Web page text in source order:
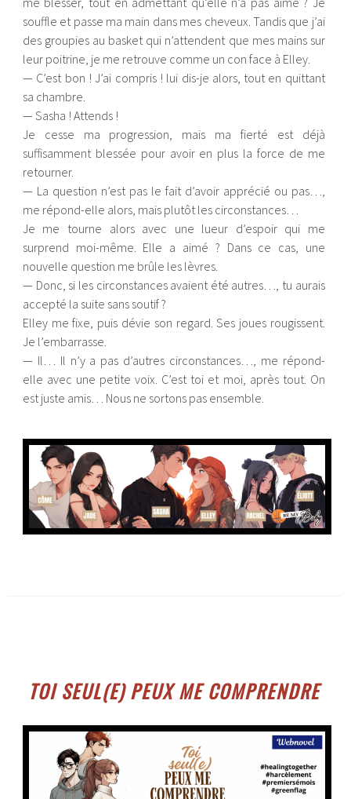
souffle et passe ma main dans mes cheveux. Tandis que j’ai
des groupies au basket qui n’attendent que mes mains sur
leur poitrine, je me retrouve comme un con face à Elley.
— C’est bon ! J’ai compris ! lui dis-je alors, tout en quittant
sa chambre.
— Sasha ! Attends !
Je cesse ma progression, mais ma fierté est déjà
suffisamment blessée pour avoir en plus la force de me
retourner.
— La question n’est pas le fait d’avoir apprécié ou pas…,
me répond-elle alors, mais plutôt les circonstances…
Je me tourne alors avec une lueur d’espoir qui me
surprend moi-même. Elle a aimé ? Dans ce cas, une
nouvelle question me brûle les lèvres.
— Donc, si les circonstances avaient été autres…, tu aurais
accepté la suite sans soutif ?
Elley me fixe, puis dévie son regard. Ses joues rougissent.
Je l’embarrasse.
— Il… Il n’y a pas d’autres circonstances…, me répond-
elle avec une petite voix. C’est toi et moi, après tout. On
est juste amis… Nous ne sortons pas ensemble.
TOI SEUL(E) PEUX ME COMPRENDRE